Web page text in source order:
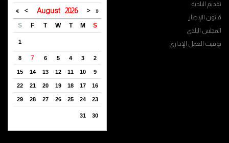
تقديم البلدية
قانون اللإطار
المجلس البلدي
توقيت العمل الإداري
«
<
August 2026
>
»
S
M
T
W
T
F
S
1
2
3
4
5
6
7
8
9
10
11
12
13
14
15
16
17
18
19
20
21
22
23
24
25
26
27
28
29
30
31